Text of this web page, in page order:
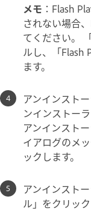
メモ ：Flash
されない場合
てください。
ルし、「Flash
ます。
アンインスト
ンインストー
アンインスト
イアログのメ
ックします。
アンインスト
ル」をクリック